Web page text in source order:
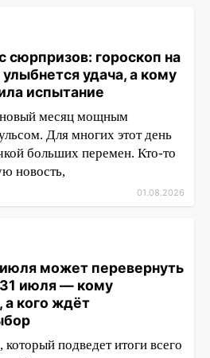
сюрпризов: гороскоп на
удача, а кому
испытание
новый месяц мощным
Для многих этот день
больших перемен. Кто-то
новость,
01.08.2026
может перевернуть
31 июля — кому
а кого ждёт
подведет итоги всего